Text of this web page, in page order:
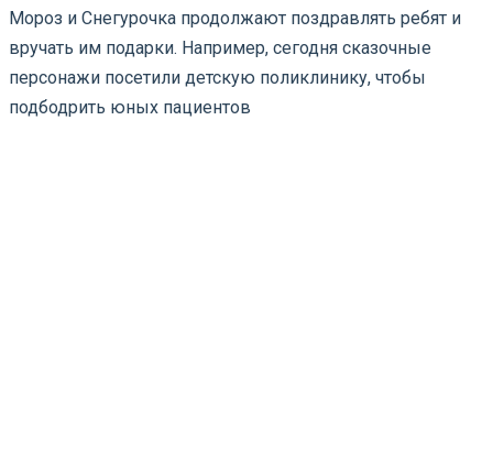
Мороз и Снегурочка продолжают поздравлять ребят и
вручать им подарки. Например, сегодня сказочные
персонажи посетили детскую поликлинику, чтобы
подбодрить юных пациентов